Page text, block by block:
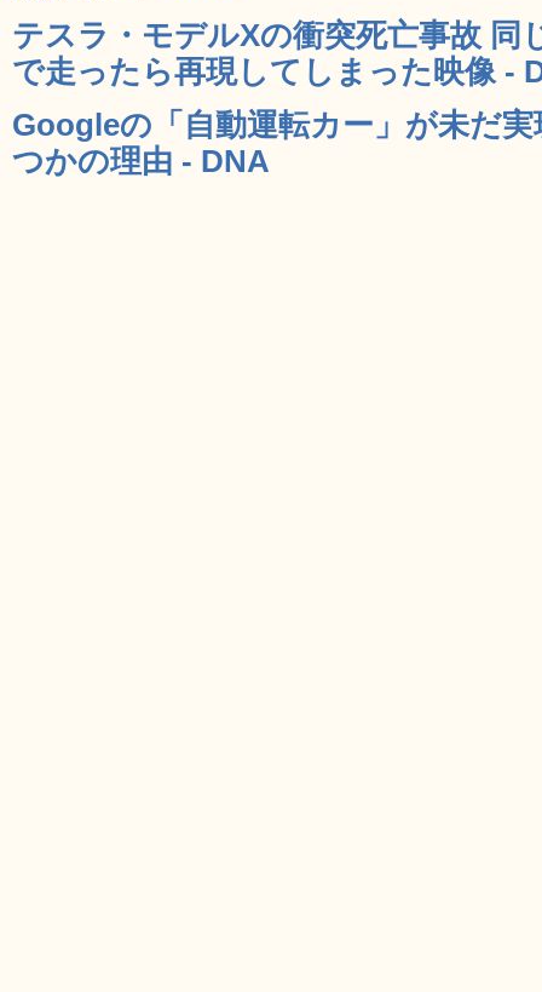
テスラ・モデルXの衝突死亡事故 同
で走ったら再現してしまった映像 -
Googleの「自動運転カー」が未だ
つかの理由 - DNA